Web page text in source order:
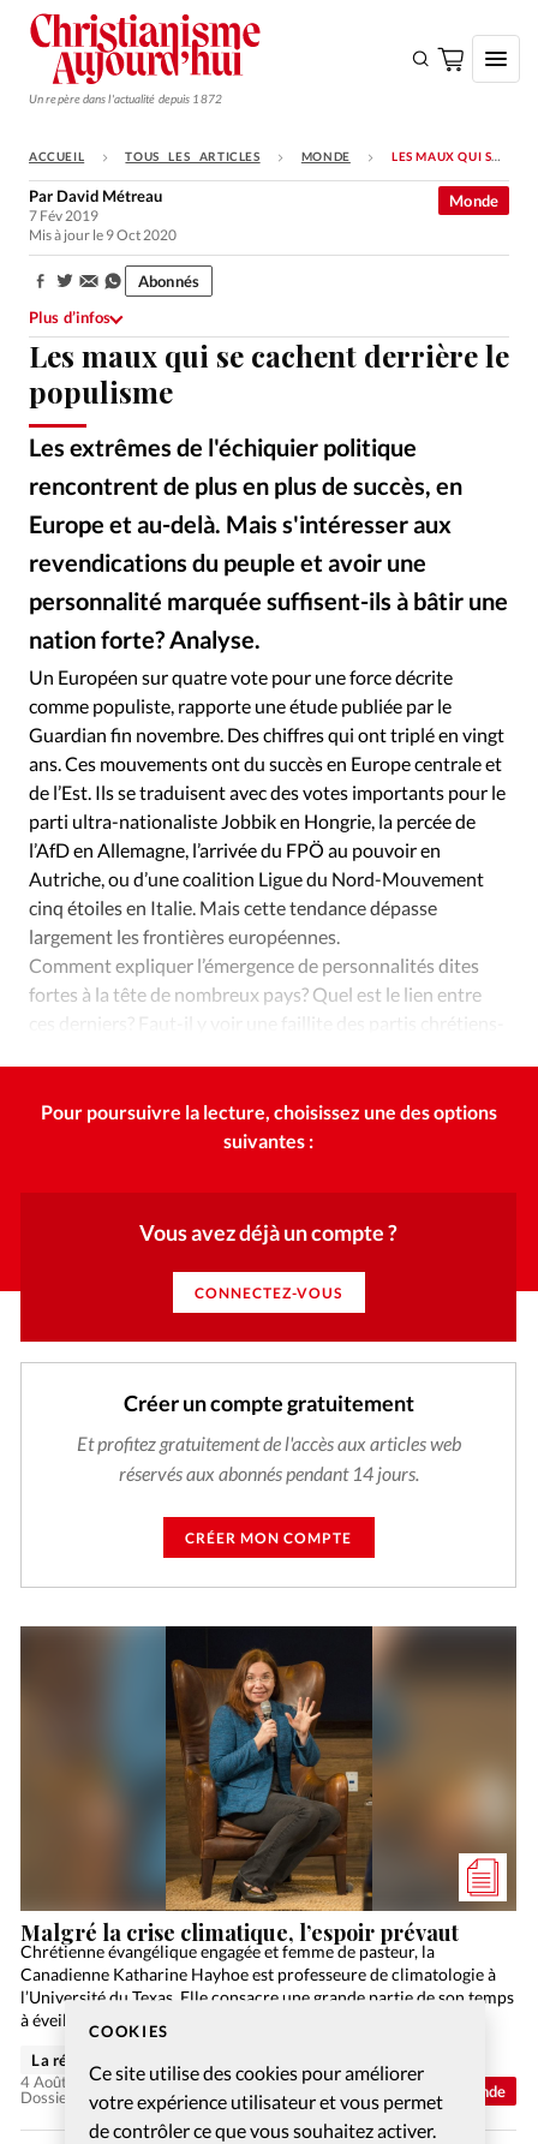
COOKIES
Ce site utilise des cookies pour améliorer
votre expérience utilisateur et vous permet
de contrôler ce que vous souhaitez activer.
Un repère dans l'actualité depuis 1872
S'ABONNER
Monde
Opinions
Tous les articles
Faire un don
Emploi
Se connecter
Édition: Internationale
RUBRIQUES
Tous les articles
Actualité chrétienne
Actualité internationale
Chronique
Culture
Dossier
Eglises Foi Génération réveil
Monde
Opinions
Publireportage
Relations Aujourd'hui
Société
Tour du monde des Eglises
Trait d'Ixène
Vécu
Vie Intérieure
ACCUEIL TOUS LES ARTICLES MONDE LES MAUX QUI SE CACHENT DERRIÈRE LE POPULISME
Les maux qui se cachent derrière le
populisme
Les extrêmes de l'échiquier politique
rencontrent de plus en plus de succès, en
Europe et au-delà. Mais s'intéresser aux
revendications du peuple et avoir une
personnalité marquée suffisent-ils à bâtir une
nation forte? Analyse.
Monde
Par David Métreau
7 Fév 2019
Mis à jour le 9 Oct 2020
Partager:
Abonnés
Plus d’infos
Un Européen sur quatre vote pour une force décrite
comme populiste, rapporte une étude publiée par le
Guardian fin novembre. Des chiffres qui ont triplé en vingt
ans. Ces mouvements ont du succès en Europe centrale et
de l’Est. Ils se traduisent avec des votes importants pour le
parti ultra-nationaliste Jobbik en Hongrie, la percée de
l’AfD en Allemagne, l’arrivée du FPÖ au pouvoir en
Autriche, ou d’une coalition Ligue du Nord-Mouvement
cinq étoiles en Italie. Mais cette tendance dépasse
largement les frontières européennes.
Comment expliquer l’émergence de personnalités dites
fortes à la tête de nombreux pays? Quel est le lien entre
ces derniers? Faut-il y voir une faillite des partis chrétiens-
Pour poursuivre la lecture, choisissez une des options
suivantes :
Vous avez déjà un compte ?
CONNECTEZ-VOUS
Créer un compte gratuitement
Et profitez gratuitement de l'accès aux articles web
réservés aux abonnés pendant 14 jours.
CRÉER MON COMPTE
Monde
Malgré la crise climatique, l’espoir prévaut
Chrétienne évangélique engagée et femme de pasteur, la
Canadienne Katharine Hayhoe est professeure de climatologie à
l’Université du Texas. Elle consacre une grande partie de son temps
à éveiller les consciences sur le réchauffement climatique.
Dossier: Crise climatique, crise spirituelle ?
La rédaction de Christianisme Aujourd'hui
4 Août 2026